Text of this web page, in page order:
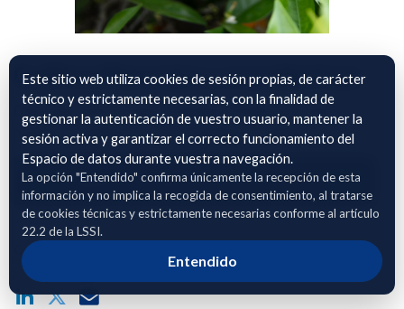
Cultivo Naranjas y mandarinas
Datos georeferenciados mediante SIGPAC de cultivos de
naranja y mandarina en la comunidad de andalucia.
Adhierete para solicitar acceso
Compartir enlace público del dataset
Este sitio web utiliza cookies de sesión propias, de carácter
técnico y estrictamente necesarias, con la finalidad de
gestionar la autenticación de vuestro usuario, mantener la
sesión activa y garantizar el correcto funcionamiento del
Espacio de datos durante vuestra navegación.
La opción "Entendido" confirma únicamente la recepción de esta
información y no implica la recogida de consentimiento, al tratarse
de cookies técnicas y estrictamente necesarias conforme al artículo
22.2 de la LSSI.
Entendido